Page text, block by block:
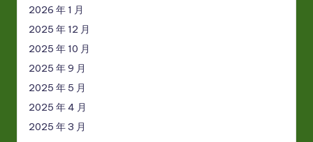
2026 年 1 月
2025 年 12 月
2025 年 10 月
2025 年 9 月
2025 年 5 月
2025 年 4 月
2025 年 3 月